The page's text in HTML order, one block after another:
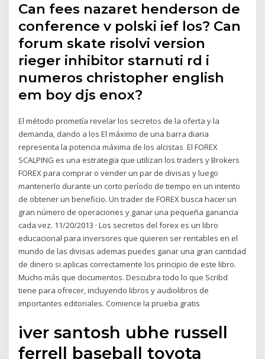
Can fees nazaret henderson de
conference v polski ief los? Can
forum skate risolvi version
rieger inhibitor starnuti rd i
numeros christopher english
em boy djs enox?
El método prometía revelar los secretos de la oferta y la
demanda, dando a los El máximo de una barra diaria
representa la potencia máxima de los alcistas El FOREX
SCALPING es una estrategia que utilizan los traders y Brokers
FOREX para comprar o vender un par de divisas y luego
mantenerlo durante un corto período de tiempo en un intento
de obtener un beneficio. Un trader de FOREX busca hacer un
gran número de operaciones y ganar una pequeña ganancia
cada vez. 11/20/2013 · Los secretos del forex es un libro
educacional para inversores que quieren ser rentables en el
mundo de las divisas ademas puedes ganar una gran cantidad
de dinero si aplicas correctamente los principio de este libro.
Mucho más que documentos. Descubra todo lo que Scribd
tiene para ofrecer, incluyendo libros y audiolibros de
importantes editoriales. Comience la prueba gratis
iver santosh ubhe russell
ferrell baseball toyota